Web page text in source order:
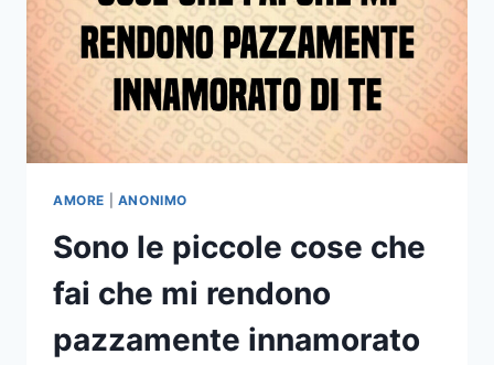
COSE
BELLE
CHE
VORREI
MI
ACCADESSERO
PRIMA
POI
AMORE ANONIMO
Sono le piccole cose che
fai che mi rendono
pazzamente innamorato